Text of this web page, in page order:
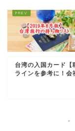
台湾の入国カード【
ラインを参考に！会